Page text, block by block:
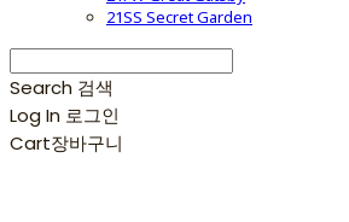
21SS Secret Garden
Search 검색
Log In 로그인
Cart장바구니